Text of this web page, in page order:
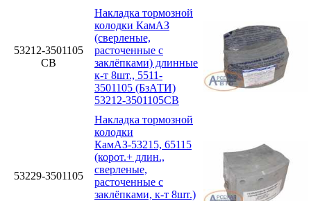
53212-3501105
СВ
Накладка тормозной
колодки КамАЗ
(сверленые,
расточенные с
заклёпками) длинные
к-т 8шт., 5511-
3501105 (БзАТИ)
53212-3501105СВ
53229-3501105
Накладка тормозной
колодки
КамАЗ-53215, 65115
(корот.+ длин.,
сверленые,
расточенные с
заклёпками, к-т 8шт.)